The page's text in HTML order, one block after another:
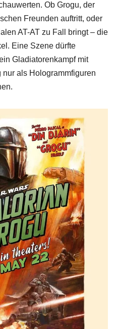
Ob Grogu, der
Freunden auftritt, oder
AT-AT zu Fall bringt – die
Eine Szene dürfte
Gladiatorenkampf mit
als Hologrammfiguren